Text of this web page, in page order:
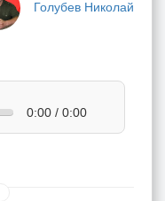
Голубев Николай
0:00 / 0:00